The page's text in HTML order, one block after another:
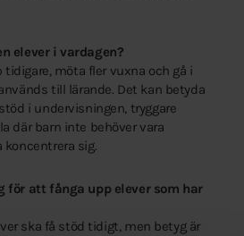
elever i vardagen?
tidigare, möta fler vuxna och gå i
till lärande. Det kan betyda
i undervisningen, tryggare
där barn inte behöver vara
sig.
för att fånga upp elever som har
ska få stöd tidigt, men betyg är